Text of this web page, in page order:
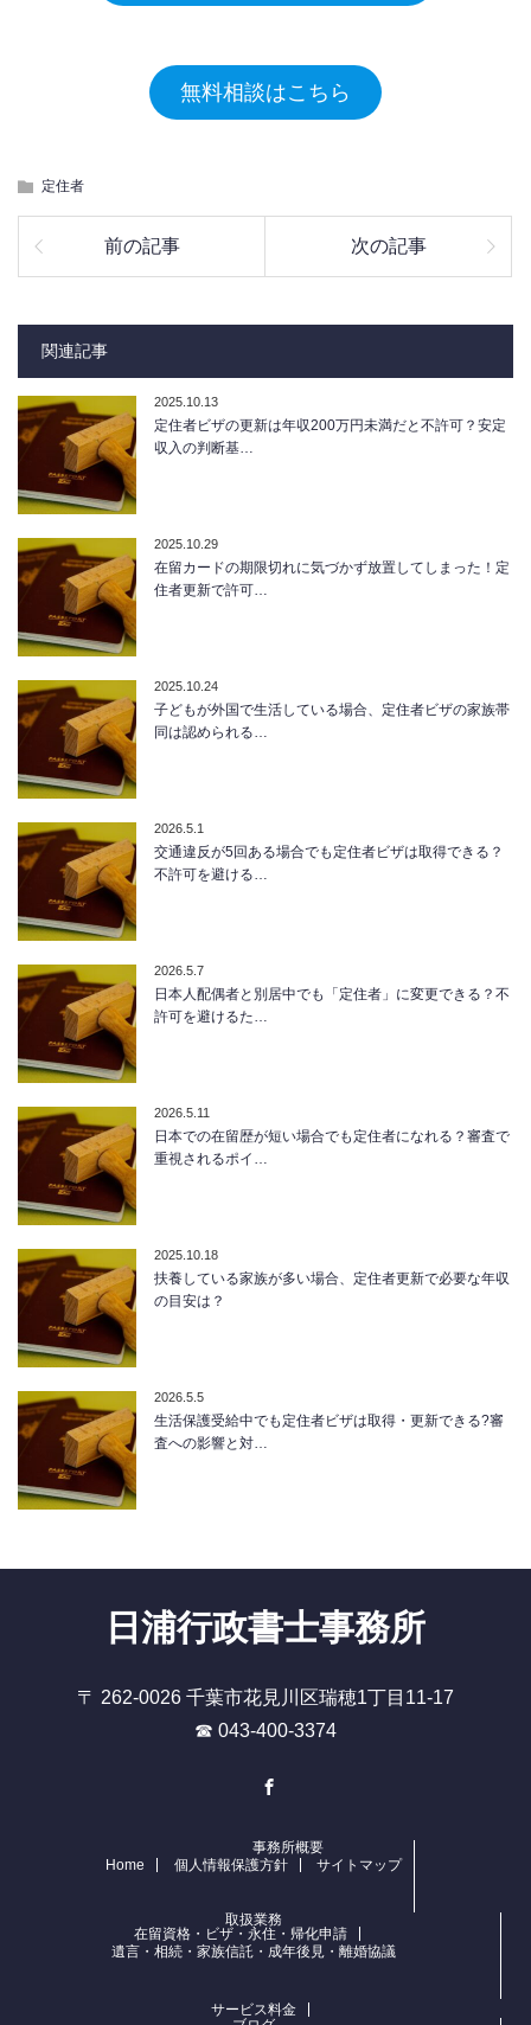
無料相談はこちら
定住者
前の記事 次の記事
関連記事
2025.10.13
定住者ビザの更新は年収200万円未満だと不許可？安定
収入の判断基…
2025.10.29
在留カードの期限切れに気づかず放置してしまった！定
住者更新で許可…
2025.10.24
子どもが外国で生活している場合、定住者ビザの家族帯
同は認められる…
2026.5.1
交通違反が5回ある場合でも定住者ビザは取得できる？
不許可を避ける…
2026.5.7
日本人配偶者と別居中でも「定住者」に変更できる？不
許可を避けるた…
2026.5.11
日本での在留歴が短い場合でも定住者になれる？審査で
重視されるポイ…
2025.10.18
扶養している家族が多い場合、定住者更新で必要な年収
の目安は？
2026.5.5
生活保護受給中でも定住者ビザは取得・更新できる?審
査への影響と対…
日浦行政書士事務所
〒 262-0026 千葉市花見川区瑞穂1丁目11-17
☎ 043-400-3374
Home
事務所概要
個人情報保護方針
サイトマップ
取扱業務
在留資格・ビザ・永住・帰化申請
遺言・相続・家族信託・成年後見・離婚協議
サービス料金